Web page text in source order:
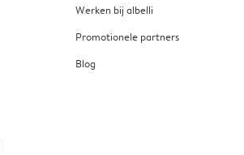
Werken bij albelli
Promotionele partners
Blog